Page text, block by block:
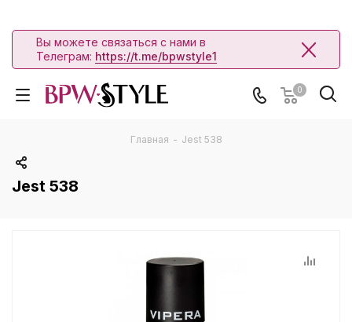
Вы можете связаться с нами в
Телеграм: https://t.me/bpwstyle1
0
Главная - Jest 538
Jest 538